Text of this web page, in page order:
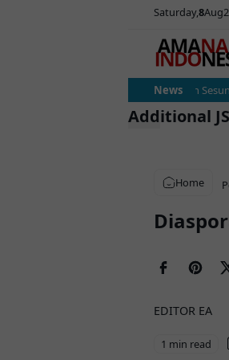
Saturday8Aug
News
Argentina vs Austria: Ujian
Home
EDITOR EA
1 min read
Additional JS